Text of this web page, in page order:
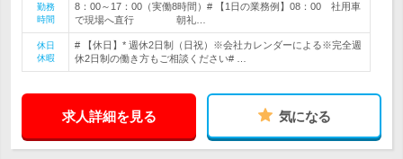
勤務
時間
8：00～17：00（実働8時間）# 【1日の業務例】08：00 社用車
で現場へ直行 朝礼…
休日
休暇
# 【休日】* 週休2日制（日祝）※会社カレンダーによる※完全週
休2日制の働き方もご相談ください# …
求人詳細を見る 気になる